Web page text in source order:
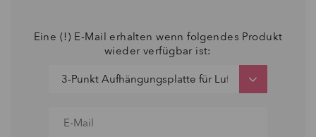
Eine (!) E-Mail erhalten wenn folgendes Produkt
wieder verfügbar ist: